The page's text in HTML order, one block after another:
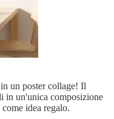
un poster collage! Il
in un'unica composizione
idea regalo.